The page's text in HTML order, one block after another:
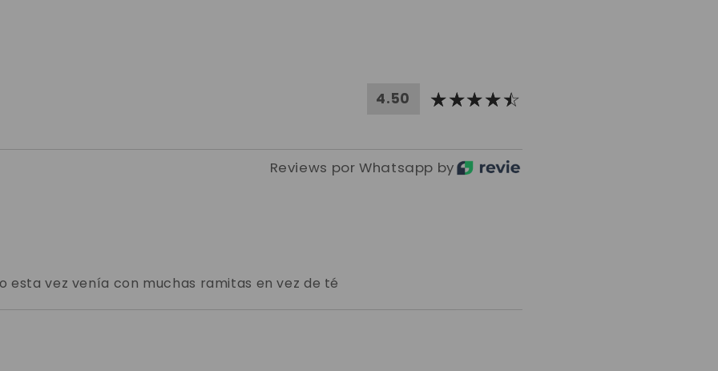
4.50
Reviews por Whatsapp by
esta vez venía con muchas ramitas en vez de té